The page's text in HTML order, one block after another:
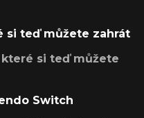
si teď můžete zahrát
si teď můžete
Switch